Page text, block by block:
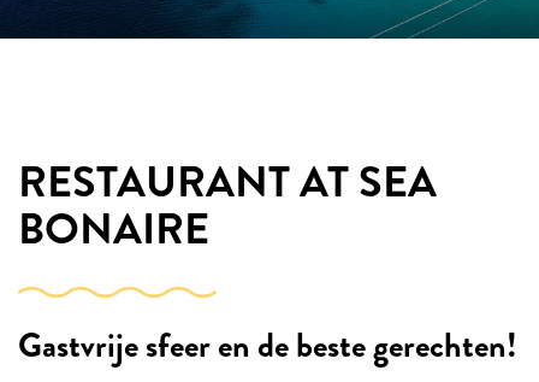
RESTAURANT AT SEA
BONAIRE
Gastvrije sfeer en de beste gerechten!